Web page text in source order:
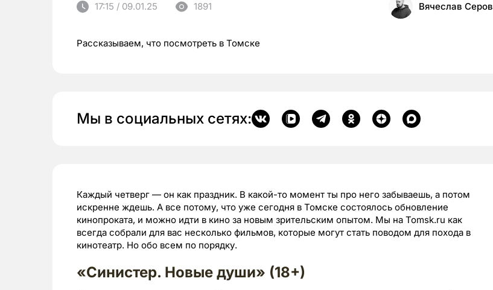
17:15 / 09.01.25 1891 Вячеслав Серов
Рассказываем, что посмотреть в Томске
Мы в социальных сетях:
Каждый четверг — он как праздник. В какой-то момент ты про него забываешь, а потом
искренне ждешь. А все потому, что уже сегодня в Томске состоялось обновление
кинопроката, и можно идти в кино за новым зрительским опытом. Мы на Tomsk.ru как
всегда собрали для вас несколько фильмов, которые могут стать поводом для похода в
кинотеатр. Но обо всем по порядку.
«Синистер. Новые души» (18+)